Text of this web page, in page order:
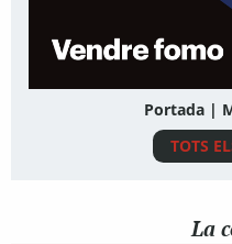
Portada |
TOTS
La